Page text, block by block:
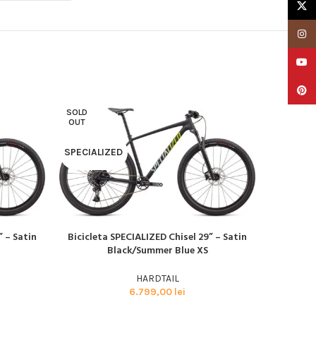
– Satin
SOLD
OUT
SPECIALIZED
CITEȘTE MAI MULT
Bicicleta SPECIALIZED Chisel 29” – Satin
Black/Summer Blue XS
HARDTAIL
6.799,00 lei